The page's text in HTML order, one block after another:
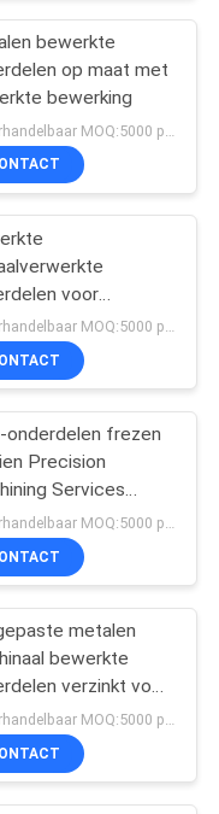
153
delen
bewerkte
op maat met
bewerking
voor
prestaties in
omgevingen
Onderhandelbaar MOQ:5000 piece
onderdelen frezen
Precision
Services
Aluminium
OEM roestvrij staal
prototypes
Onderhandelbaar MOQ:5000 piece
metalen
bewerkte
verzinkt voor
prestaties en